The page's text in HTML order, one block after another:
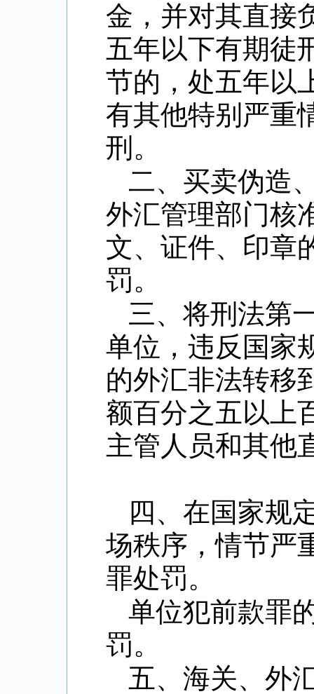
金，并对其直接
五年以下有期徒
节的，处五年以
有其他特别严重
刑。
二、买卖伪造
外汇管理部门核
文、证件、印章
罚。
三、将刑法第
单位，违反国家
的外汇非法转移
额百分之五以上
主管人员和其他
四、在国家规
场秩序，情节严
罪处罚。
单位犯前款罪
罚。
五、海关、外